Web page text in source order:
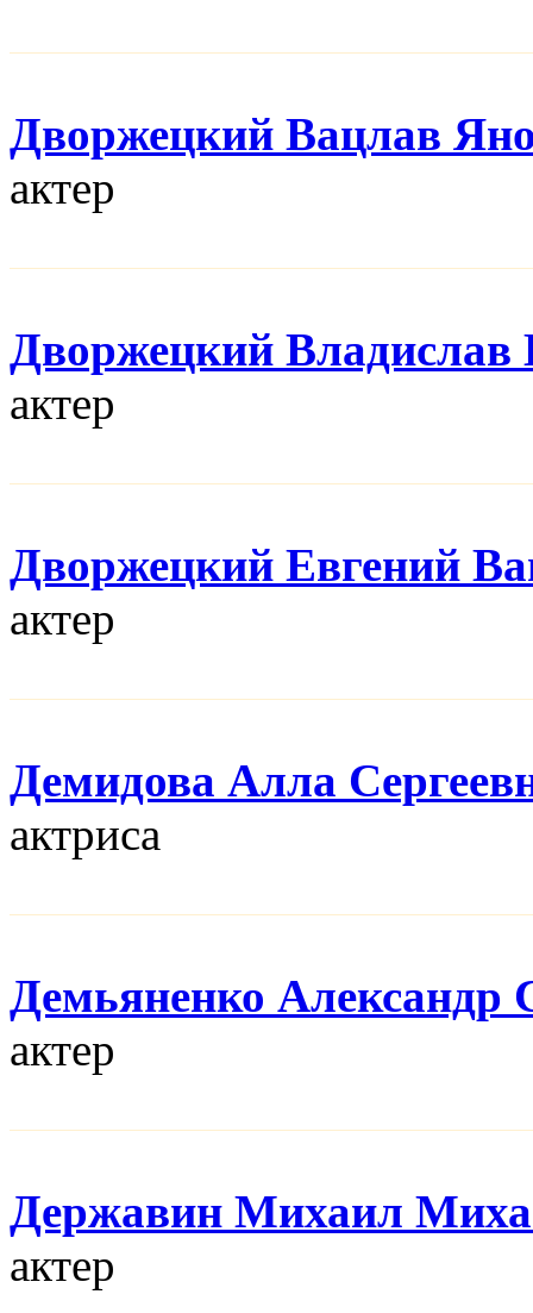
Дворжецкий Вацлав
актер
Дворжецкий Владислав
актер
Дворжецкий Евгений
актер
Демидова Алла
актриса
Демьяненко Александр
актер
Державин Михаил
актер